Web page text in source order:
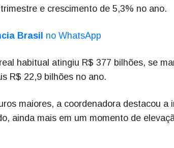
e crescimento de 5,3% no ano.
Brasil no WhatsApp
habitual atingiu R$ 377 bilhões, se
R$ 22,9 bilhões no ano.
maiores, a coordenadora destacou a
ainda mais em um momento de